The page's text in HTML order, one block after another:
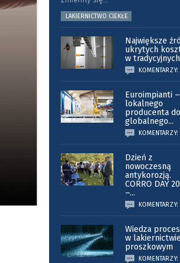
LAKIERNICTWO CIEKŁE
Największe
ukrytych
w tradycyjnych
KOMENTARZY:
Euroimpianti
lokalnego
producenta do
globalnego...
KOMENTARZY:
Dzień z
nowoczesną
antykorozją.
CORRO DAY
–...
KOMENTARZY:
Wiedza
w lakiernictwie
proszkowym
KOMENTARZY: